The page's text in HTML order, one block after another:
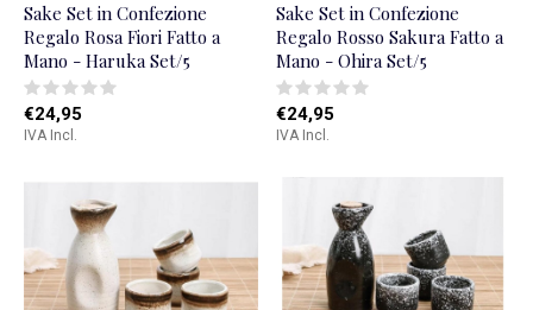
Sake Set in Confezione
Regalo Rosa Fiori Fatto a
Mano - Haruka Set/5
€24,95
IVA Incl.
Sake Set in Confezione
Regalo Rosso Sakura Fatto a
Mano - Ohira Set/5
€24,95
IVA Incl.